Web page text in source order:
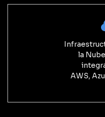
la
AWS,